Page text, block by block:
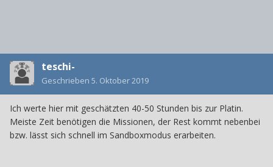
teschi-
Geschrieben 5. Oktober 2019
Ich werte hier mit geschätzten 40-50 Stunden bis zur Platin.
Meiste Zeit benötigen die Missionen, der Rest kommt nebenbei
bzw. lässt sich schnell im Sandboxmodus erarbeiten.